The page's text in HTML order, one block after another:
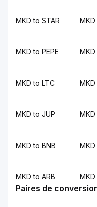
MKD to STAR MKD
MKD to PEPE
MKD to LTC MKD
MKD to JUP
MKD to BNB MKD
MKD to ARB
Paires de